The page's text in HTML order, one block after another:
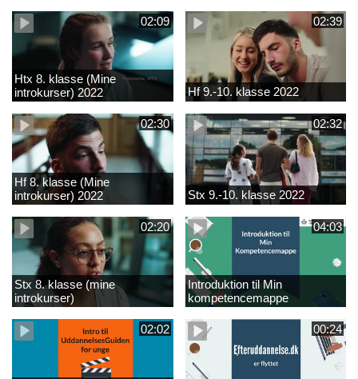
02:09
Htx 8. klasse (Mine
introkurser) 2022
02:39
Hf 9.-10. klasse 2022
02:30
Hf 8. klasse (Mine
introkurser) 2022
02:32
Stx 9.-10. klasse 2022
02:20
Stx 8. klasse (mine
introkurser)
04:03
Introduktion til Min
kompetencemappe
02:02 00:24